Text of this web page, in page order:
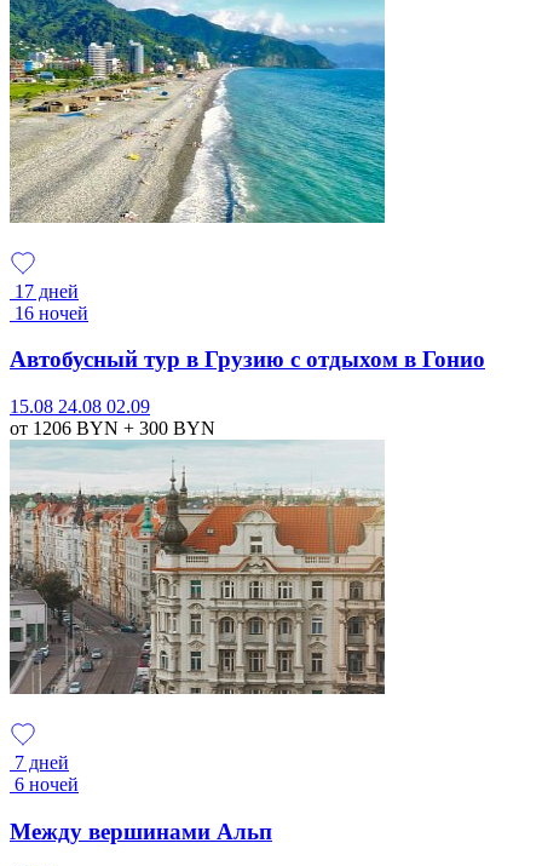
17 дней
16 ночей
Автобусный тур в Грузию с отдыхом в Гонио
15.08 24.08 02.09
от 1206 BYN + 300 BYN
7 дней
6 ночей
Между вершинами Альп